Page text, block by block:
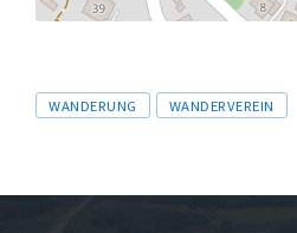
Tags
WANDERUNG WANDERVEREIN